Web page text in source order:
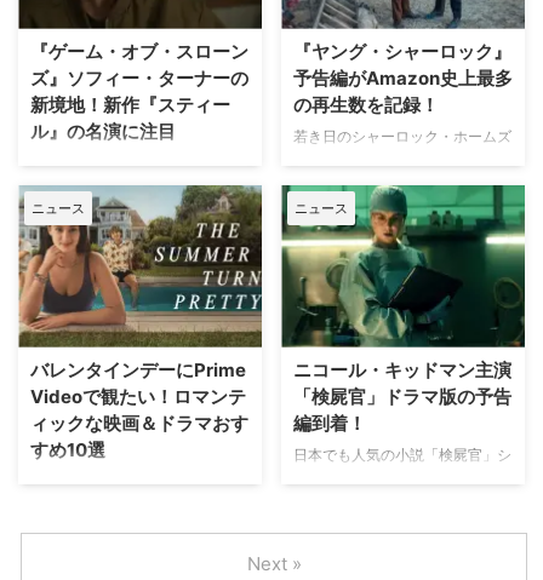
不能さが満載 2025年7月に本国
でリリースされた本作は、引退し
たはずの伝説の殺し屋ジュリー
と、疎遠になっていた息子エドワ
ードが、ギリシャの孤島で生き延
びるために共闘する姿を描いたサ
『ライアー 交錯する …
簿～』が、3月4日（水）より
始！ 配信に先立ち、日本語予
告、キービジュアル、場面写真・
メイキングが一挙解禁された。
『ヤング・シャーロック ～オッ
らすじ 本作品は、『スナッチ』
『コードネーム U.N.C.L.E.』『ア
ンジェントルメ …
『ゲーム・オブ・スローン
ズ』ソフィー・ターナーの
新境地！新作『スティー
ル』の名演に注目
世界的人気を誇ったドラマ『ゲー
ム・オブ・スローンズ』でサン
サ・スタークを演じたソフィー・
ターナーが、Prime Videoの新作
スリラー『スティール』で新たな
魅力を放っている。米Colliderの
レビューを一部紹介！ 等身大の
存在感で物語にリアリティを
金ファンドを扱う金融会社で起き
た大胆な強盗事件から幕を開け
る。覆面姿の侵入者たちは、社員
のザラと同僚ルークに巨額の資金
『ヤング・シャーロック』
予告編がAmazon史上最多
の再生数を記録！
若き日のシャーロック・ホームズ
ズ『ヤング・シャーロック～オッ
クスフォード事件簿～』が、早く
も歴史を塗り替えた。 2月5日に
公開された予告編は、公開からわ
ずか7日間で2億2,300万回再生を
記録（Wavemetrix調べ）。これ
は、プライム・ビデオがこれまで
編の中で、公開1週間における歴
代最多視聴数となった。 あの
『指輪物語』超え！驚異の注目度
The game is most certainly
ニュース
バレンタインデーにPrime
Videoで観たい！ロマンテ
ィックな映画＆ドラマおす
すめ10選
Prime Videoで見られるバレンタ
品を紹介！ イタリアの名門校を
ニュース
ニコール・キッドマン主演
「検屍官」ドラマ版の予告
編到着！
日本でも人気の小説「検屍官」シ
Next »